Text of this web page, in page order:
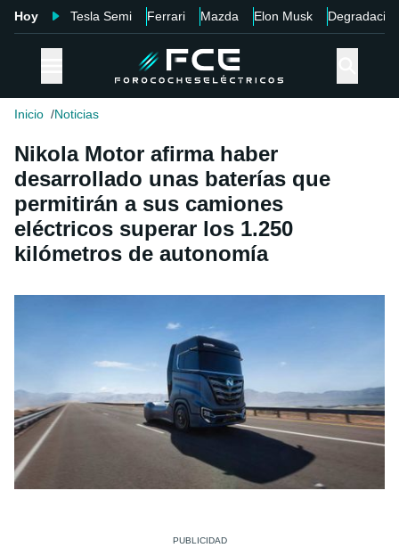
Hoy Tesla Semi Ferrari Mazda Elon Musk Degradación
Inicio Noticias
Nikola Motor afirma haber
desarrollado unas baterías que
permitirán a sus camiones
eléctricos superar los 1.250
kilómetros de autonomía